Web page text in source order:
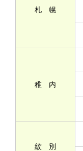
札 幌
稚 内
紋 別